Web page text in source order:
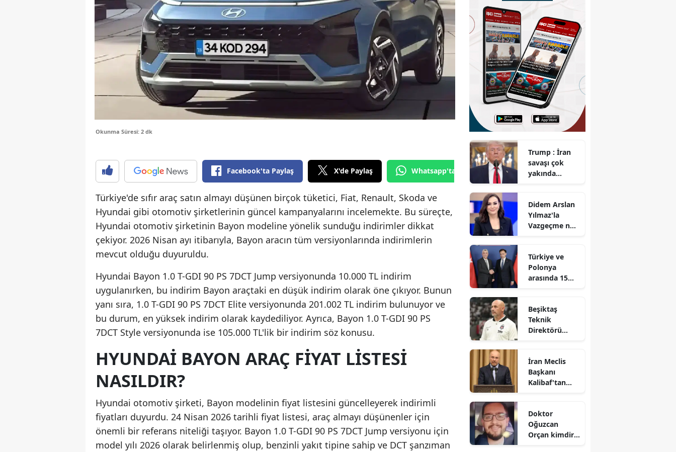
Bursa
Çanakkale
Çorum
Denizli
Erzincan
Eskişehir
Gaziantep
Gümüşhane
Hakkari
Hatay
Isparta
Mersin
Kars
Kastamonu
Okunma Süresi: 2 dk
Facebook'ta Paylaş X'de Paylaş Whatsapp'tan Gönder
Türkiye'de sıfır araç satın almayı düşünen birçok tüketici, Fiat, Renault, Skoda ve
Hyundai gibi otomotiv şirketlerinin güncel kampanyalarını incelemekte. Bu süreçte,
Hyundai otomotiv şirketinin Bayon modeline yönelik sunduğu indirimler dikkat
çekiyor. 2026 Nisan ayı itibarıyla, Bayon aracın tüm versiyonlarında indirimlerin
mevcut olduğu duyuruldu.
Hyundai Bayon 1.0 T-GDI 90 PS 7DCT Jump versiyonunda 10.000 TL indirim
uygulanırken, bu indirim Bayon araçtaki en düşük indirim olarak öne çıkıyor. Bunun
yanı sıra, 1.0 T-GDI 90 PS 7DCT Elite versiyonunda 201.002 TL indirim bulunuyor ve
bu durum, en yüksek indirim olarak kaydediliyor. Ayrıca, Bayon 1.0 T-GDI 90 PS
7DCT Style versiyonunda ise 105.000 TL'lik bir indirim söz konusu.
HYUNDAI BAYON ARAÇ FIYAT LISTESI
NASILDIR?
Hyundai otomotiv şirketi, Bayon modelinin fiyat listesini güncelleyerek indirimli
fiyatları duyurdu. 24 Nisan 2026 tarihli fiyat listesi, araç almayı düşünenler için
önemli bir referans niteliği taşıyor. Bayon 1.0 T-GDI 90 PS 7DCT Jump versiyonu için
model yılı 2026 olarak belirlenmiş olup, benzinli yakıt tipine sahip ve DCT şanzıman
Trump : İran
savaşı çok
yakında
Didem Arslan
Yılmaz'la
Vazgeçme ne
Türkiye ve
Polonya
arasında 15
Beşiktaş
Teknik
Direktörü
başardık
İran Meclis
Başkanı
Kalibaf'tan
Doktor
Oğuzcan
Orçan kimdir,